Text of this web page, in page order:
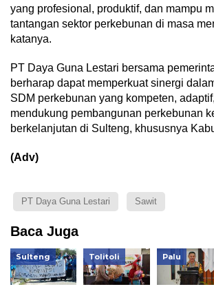
yang profesional, produktif, dan mampu
tantangan sektor perkebunan di masa
katanya.
PT Daya Guna Lestari bersama
berharap dapat memperkuat sinergi
SDM perkebunan yang kompeten,
mendukung pembangunan perkebunan
berkelanjutan di Sulteng, khususnya
(Adv)
PT Daya Guna Lestari Sawit
Baca Juga
Sulteng Tolitoli Palu